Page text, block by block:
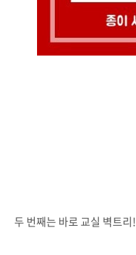
두 번째는 바로 교실 벽트리!